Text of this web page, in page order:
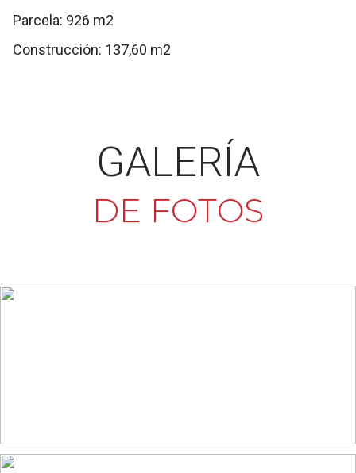
Parcela: 926 m2
Construcción: 137,60 m2
GALERÍA
DE FOTOS